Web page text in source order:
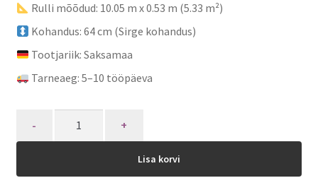
Rulli mõõdud: 10.05 m x 0.53 m (5.33 m²)
Kohandus: 64 cm (Sirge kohandus)
Tootjariik: Saksamaa
Tarneaeg: 5–10 tööpäeva
Lisa korvi